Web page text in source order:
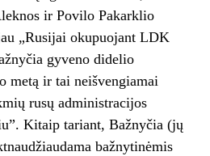
ir Povilo Pakarklio
„Rusijai okupuojant LDK
gyveno didelio
metą ir tai neišvengiamai
rusų administracijos
Kitaip tariant, Bažnyčia (jų
bažnytinėmis